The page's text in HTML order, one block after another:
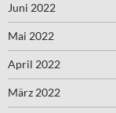
Juni 2022
Mai 2022
April 2022
März 2022